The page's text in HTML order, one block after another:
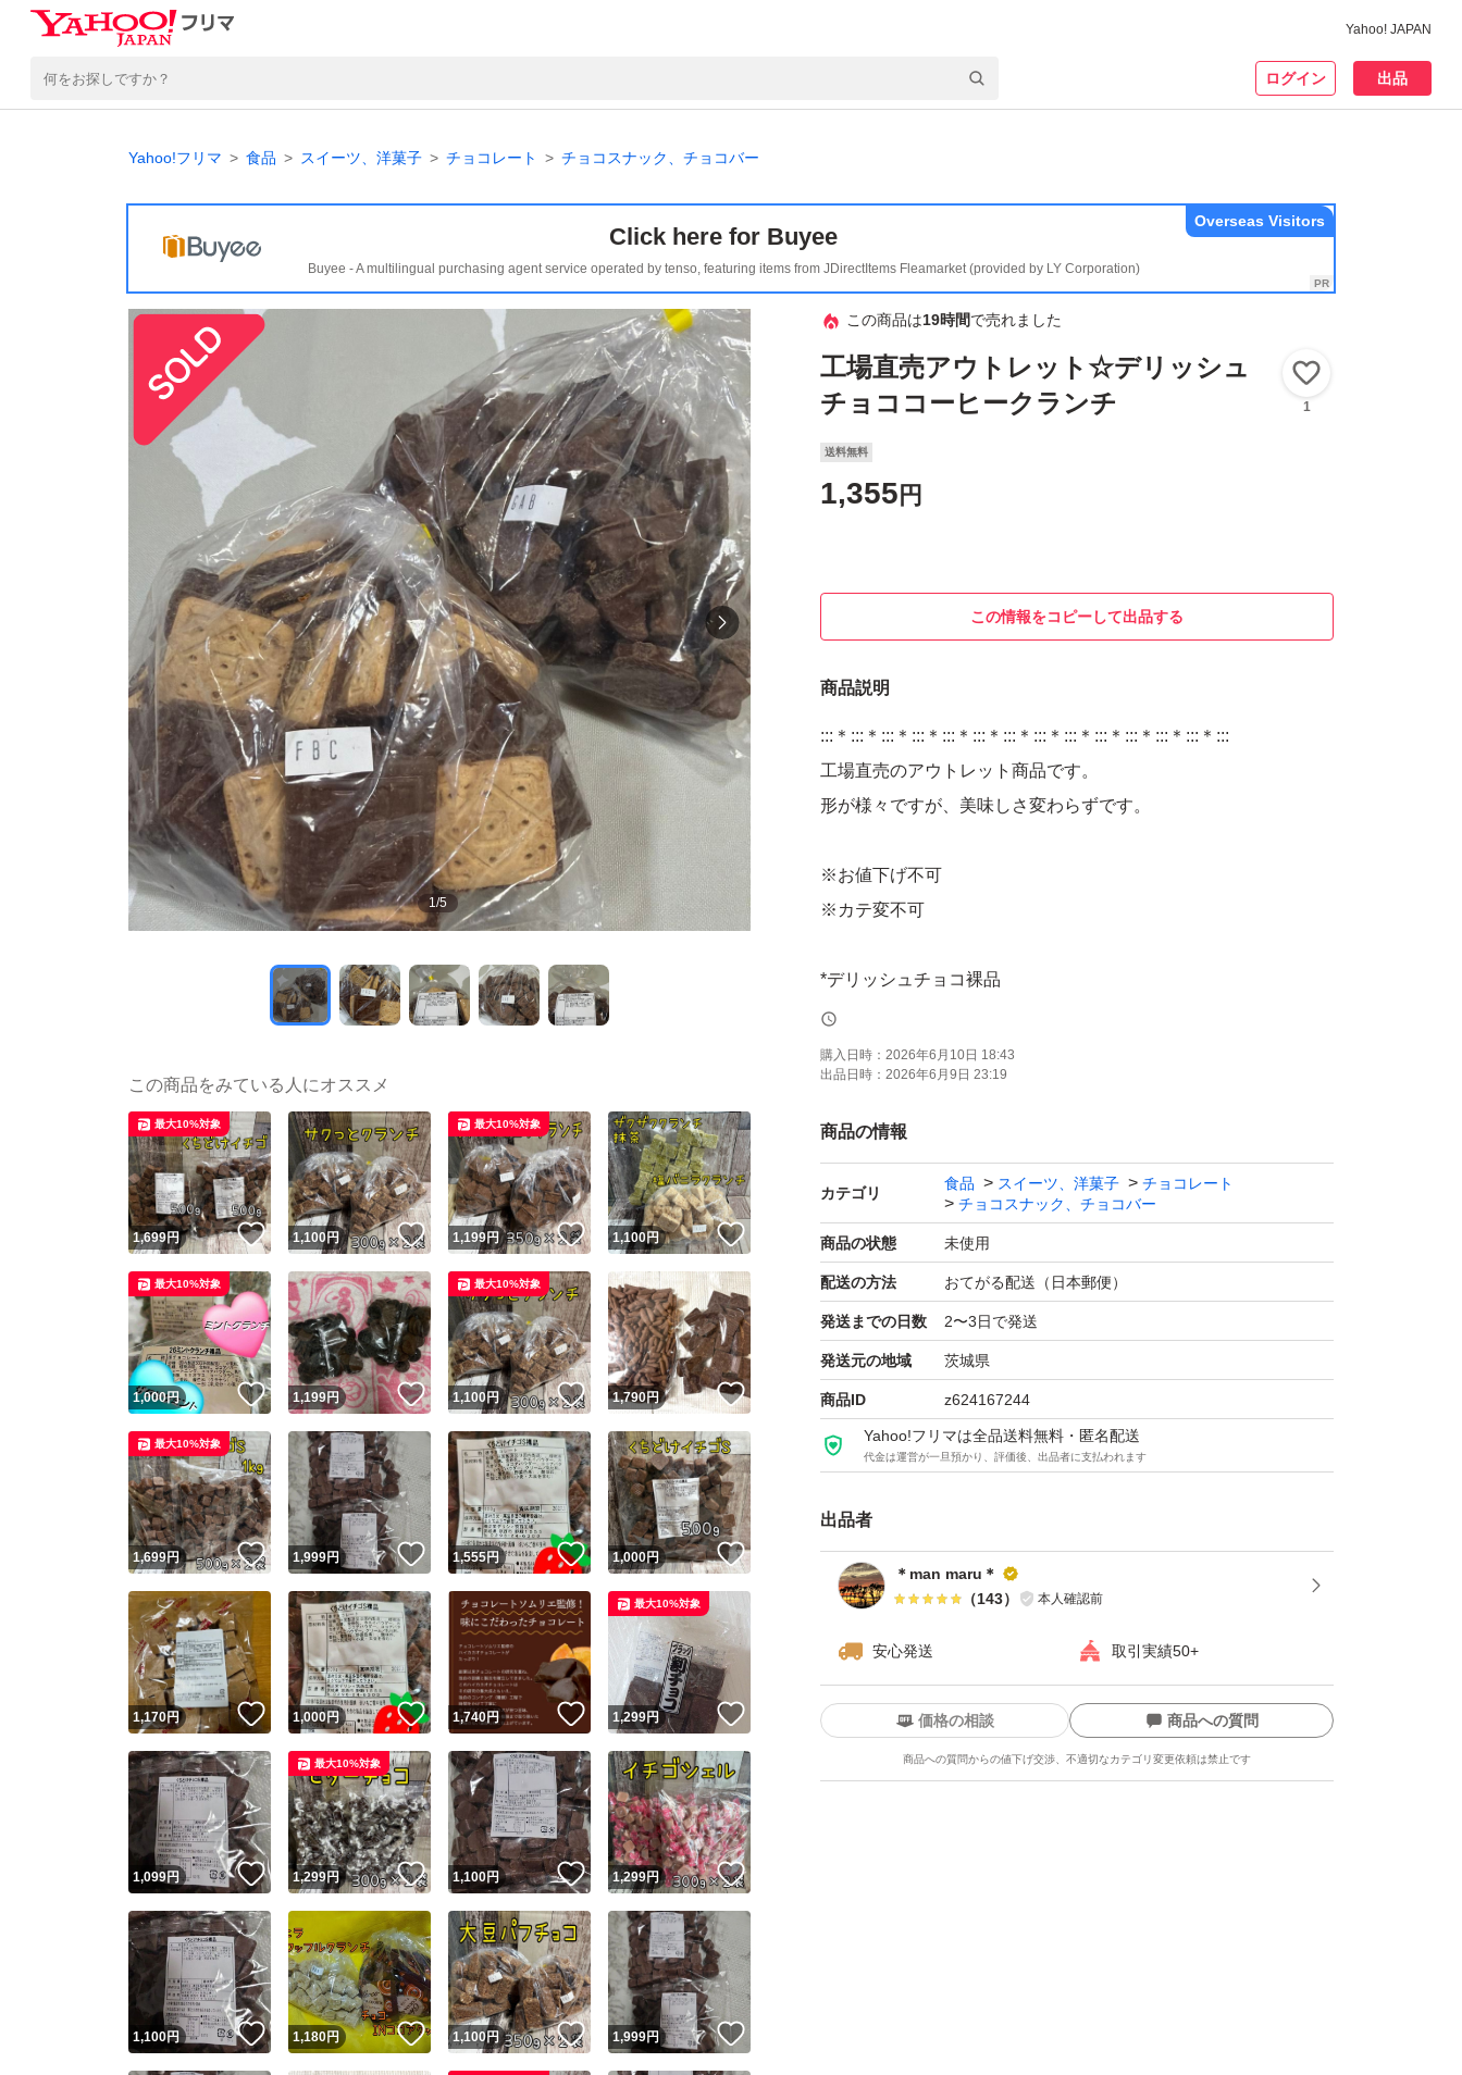
Yahoo! JAPAN
ログイン 出品
Yahoo!フリマ 食品 スイーツ、洋菓子 チョコレート チョコスナック、チョコバー
Click here for Buyee
Buyee - A multilingual purchasing agent service operated by tenso, featuring items from JDirectItems Fleamarket (provided by LY Corporation)
Overseas Visitors
1/5
この商品は19時間で売れました
工場直売アウトレット☆デリッシュ
チョココーヒークランチ
1
送料無料
1,355 円
この情報をコピーして出品する
商品説明
:::＊:::＊:::＊:::＊:::＊:::＊:::＊:::＊:::＊:::＊:::＊:::＊:::＊:::
工場直売のアウトレット商品です。
形が様々ですが、美味しさ変わらずです。
※お値下げ不可
※カテ変不可
*デリッシュチョコ裸品
【内容量】300g
【賞味期限】2026.12
*ガトーショコラクランチ裸品
【賞味期限】2026.11
ネコポス用の梱包箱に平らにして入れます。
箱に厚みが出てしまう為、緩衝材は付けれません。
ポスト投函です。
よろしくお願いいたします...♪*ﾟ
購入日時： 2026年6月10日 18:43
出品日時： 2026年6月9日 23:19
商品の情報
カテゴリ
食品 スイーツ、洋菓子
チョコレート
チョコスナック、チョコバー
商品の状態 未使用
配送の方法 おてがる配送（日本郵便）
発送までの日数 2〜3日で発送
発送元の地域 茨城県
商品ID z624167244
Yahoo!フリマは全品送料無料・匿名配送
代金は運営が一旦預かり、評価後、出品者に支払われます
出品者
＊man maru＊
（143） 本人確認前
安心発送 取引実績50+
価格の相談 商品への質問
商品への質問からの値下げ交渉、不適切なカテゴリ変更依頼は禁止です
この商品をみている人にオススメ
1,699円 いいね！
最大10%対象
1,100円 いいね！
1,199円 いいね！
最大10%対象
1,100円
1,000円 いいね！
最大10%対象
1,199円 いいね！
1,100円 いいね！
最大10%対象
1,790円 いいね！
1,699円 いいね！
最大10%対象
1,999円 いいね！
1,555円 いいね！
1,000円 いいね！
1,170円 いいね！
1,000円 いいね！
1,740円 いいね！
1,299円
最大10%対象
1,099円 いいね！
1,299円 いいね！
最大10%対象
1,100円 いいね！
1,299円 いいね！
1,100円 いいね！
1,180円 いいね！
1,100円 いいね！
1,999円